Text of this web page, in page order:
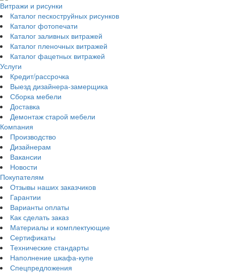
Витражи и рисунки
Каталог пескоструйных рисунков
Каталог фотопечати
Каталог заливных витражей
Каталог пленочных витражей
Каталог фацетных витражей
Услуги
Кредит/рассрочка
Выезд дизайнера-замерщика
Сборка мебели
Доставка
Демонтаж старой мебели
Компания
Производство
Дизайнерам
Вакансии
Новости
Покупателям
Отзывы наших заказчиков
Гарантии
Варианты оплаты
Как сделать заказ
Материалы и комплектующие
Сертификаты
Технические стандарты
Наполнение шкафа-купе
Спецпредложения